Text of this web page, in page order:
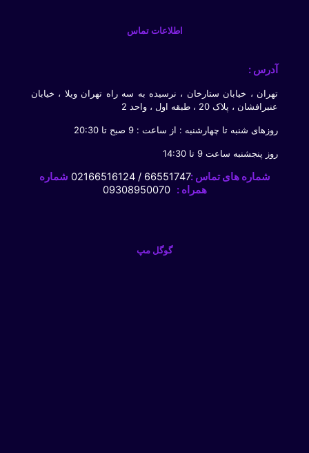
اطلاعات تماس
آدرس :
تهران ، خیابان ستارخان ، نرسیده به سه راه تهران ویلا ، خیابان
عنبرافشان ، پلاک 20 ، طبقه اول ، واحد 2
روزهای شنبه تا چهارشنبه : از ساعت : 9 صبح تا 20:30
روز پنجشنبه ساعت 9 تا 14:30
شماره های تماس :66551747 / 02166516124
شماره
همراه : 09308950070
گوگل مپ